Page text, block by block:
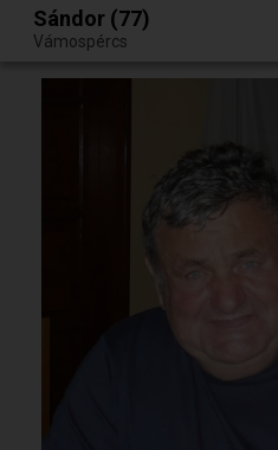
Egy jó randiból bármi lehet.
Sándor (77)
Vámospércs